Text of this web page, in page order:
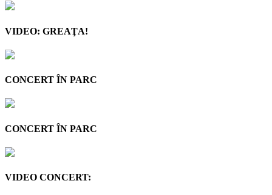
VIDEO: GREAŢA!
CONCERT ÎN PARC
CONCERT ÎN PARC
VIDEO CONCERT: